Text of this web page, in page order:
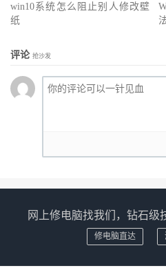
win10系统怎么阻止别人修改壁
纸
评论 抢沙发
网上修电脑找我们，钻石级
修电脑直达